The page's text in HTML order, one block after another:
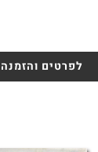
לפרטים והזמנה